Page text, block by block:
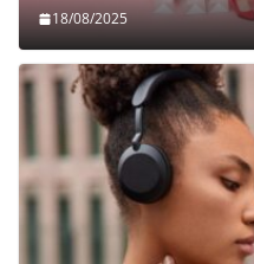
18/08/2025